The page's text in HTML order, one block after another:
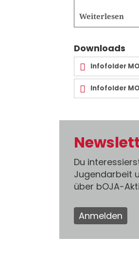
Weiterlesen
Downloads
Infofolder
Infofolder
Du
Jugendarbeit
über bOJA-
Anmelden